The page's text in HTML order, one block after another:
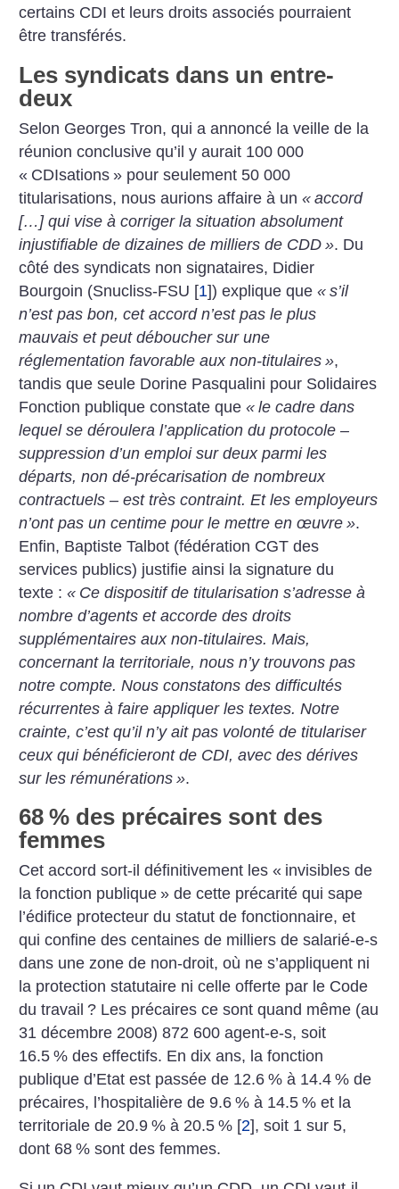
certains CDI et leurs droits associés pourraient
être transférés.
Les syndicats dans un entre-
deux
Selon Georges Tron, qui a annoncé la veille de la
réunion conclusive qu’il y aurait 100 000
« CDIsations » pour seulement 50 000
titularisations, nous aurions affaire à un« accord
[…] qui vise à corriger la situation absolument
injustifiable de dizaines de milliers de CDD ». Du
côté des syndicats non signataires, Didier
Bourgoin (Snucliss-FSU [1]) explique que« s’il
n’est pas bon, cet accord n’est pas le plus
mauvais et peut déboucher sur une
réglementation favorable aux non-titulaires »,
tandis que seule Dorine Pasqualini pour Solidaires
Fonction publique constate que« le cadre dans
lequel se déroulera l’application du protocole –
suppression d’un emploi sur deux parmi les
départs, non dé-précarisation de nombreux
contractuels – est très contraint. Et les employeurs
n’ont pas un centime pour le mettre en œuvre ».
Enfin, Baptiste Talbot (fédération CGT des
services publics) justifie ainsi la signature du
texte :« Ce dispositif de titularisation s’adresse à
nombre d’agents et accorde des droits
supplémentaires aux non-titulaires. Mais,
concernant la territoriale, nous n’y trouvons pas
notre compte. Nous constatons des difficultés
récurrentes à faire appliquer les textes. Notre
crainte, c’est qu’il n’y ait pas volonté de titulariser
ceux qui bénéficieront de CDI, avec des dérives
sur les rémunérations ».
68 % des précaires sont des
femmes
Cet accord sort-il définitivement les « invisibles de
la fonction publique » de cette précarité qui sape
l’édifice protecteur du statut de fonctionnaire, et
qui confine des centaines de milliers de salarié-e-s
dans une zone de non-droit, où ne s’appliquent ni
la protection statutaire ni celle offerte par le Code
du travail ? Les précaires ce sont quand même (au
31 décembre 2008) 872 600 agent-e-s, soit
16.5 % des effectifs. En dix ans, la fonction
publique d’Etat est passée de 12.6 % à 14.4 % de
précaires, l’hospitalière de 9.6 % à 14.5 % et la
territoriale de 20.9 % à 20.5 % [2], soit 1 sur 5,
dont 68 % sont des femmes.